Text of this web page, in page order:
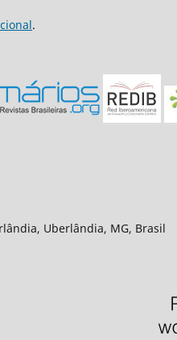
.
Uberlândia, MG, Brasil